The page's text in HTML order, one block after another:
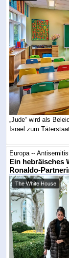
„Jude“ wird als
Israel zum Täterstaat
Europa --
Ein hebräisches
Ronaldo-
The White House